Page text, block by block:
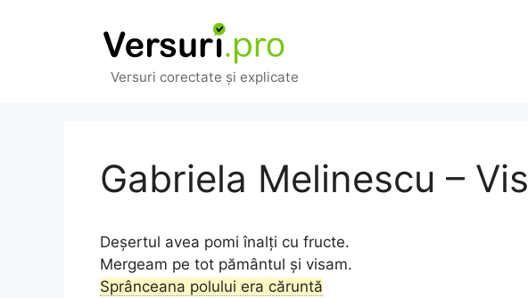
Versuri corectate și explicate
Gabriela Melinescu – Vis
Deșertul avea pomi înalți cu fructe.
Mergeam pe tot pământul și visam.
Sprânceana polului era căruntă